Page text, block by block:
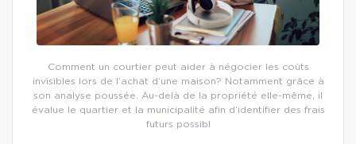
Comment un courtier peut aider à négocier les coûts
invisibles lors de l’achat d’une maison? Notamment grâce à
son analyse poussée. Au-delà de la propriété elle-même, il
évalue le quartier et la municipalité afin d’identifier des frais
futurs possibl